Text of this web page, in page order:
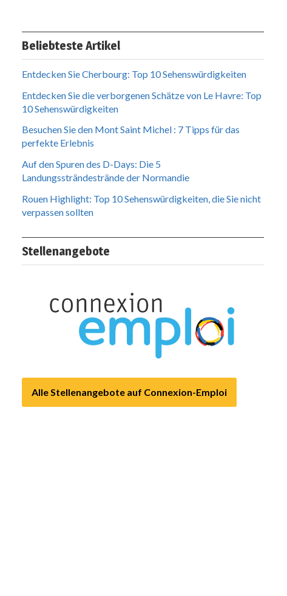
Beliebteste Artikel
Entdecken Sie Cherbourg: Top 10 Sehenswürdigkeiten
Entdecken Sie die verborgenen Schätze von Le Havre: Top
10 Sehenswürdigkeiten
Besuchen Sie den Mont Saint Michel : 7 Tipps für das
perfekte Erlebnis
Auf den Spuren des D-Days: Die 5
Landungssträndestrände der Normandie
Rouen Highlight: Top 10 Sehenswürdigkeiten, die Sie nicht
verpassen sollten
Stellenangebote
Alle Stellenangebote auf Connexion-Emploi